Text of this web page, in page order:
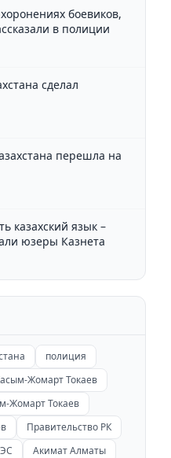
боевиков,
в полиции
сделал
перешла на
казахский язык –
юзеры Казнета
полиция
Жомарт Токаев
Жомарт Токаев
Правительство РК
Акимат Алматы